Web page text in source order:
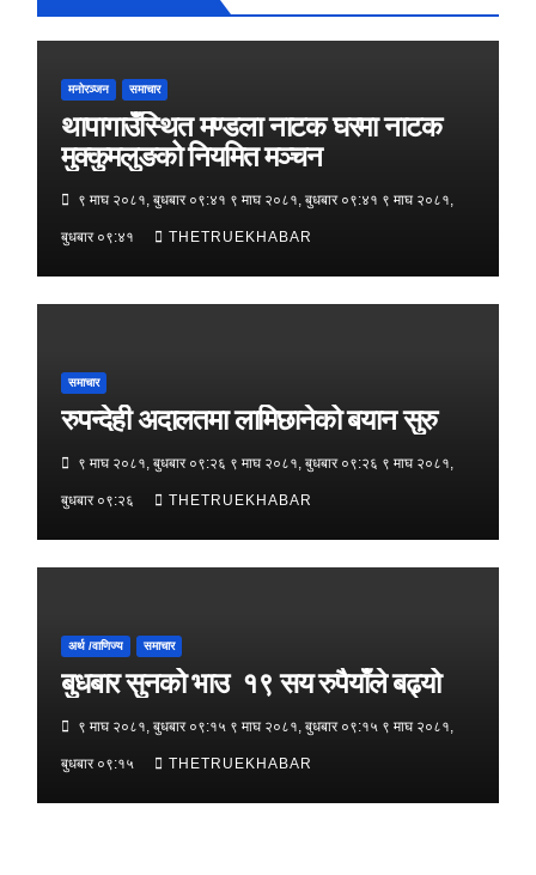
मनोरञ्जन समाचार
थापागाउँस्थित मण्डला नाटक घरमा नाटक
मुक्कुमलुङको नियमित मञ्चन
९ माघ २०८१, बुधबार ०९:४१ ९ माघ २०८१, बुधबार ०९:४१ ९ माघ २०८१,
बुधबार ०९:४१ THETRUEKHABAR
समाचार
रुपन्देही अदालतमा लामिछानेको बयान सुरु
९ माघ २०८१, बुधबार ०९:२६ ९ माघ २०८१, बुधबार ०९:२६ ९ माघ २०८१,
बुधबार ०९:२६ THETRUEKHABAR
अर्थ /वाणिज्य समाचार
बुधबार सुनको भाउ १९ सय रुपैयाँले बढ्यो
९ माघ २०८१, बुधबार ०९:१५ ९ माघ २०८१, बुधबार ०९:१५ ९ माघ २०८१,
बुधबार ०९:१५ THETRUEKHABAR